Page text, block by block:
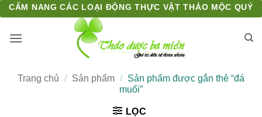
Bỏ
qua
nội
CẨM NANG CÁC LOẠI ĐỘNG THỰC VẬT THẢO MỘC QUÝ
Trang chủ / Sản phẩm /
Sản phẩm được gắn thẻ “đá
muối”
LỌC